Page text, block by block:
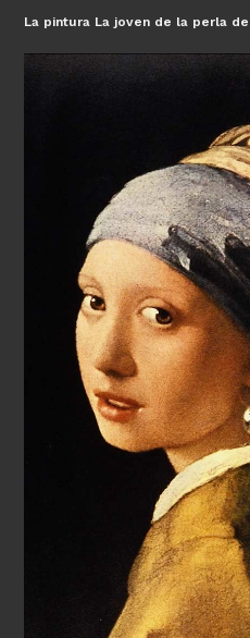
La pintura La joven de la perla